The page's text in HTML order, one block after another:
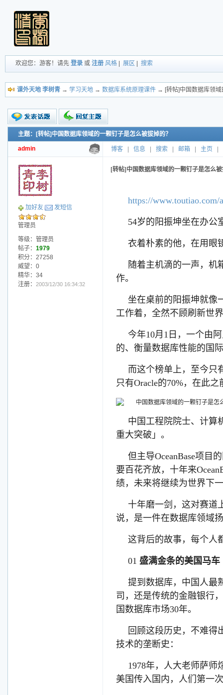
欢迎您：游客！请先 登录 或 注册 风格 展区 搜索
课外天地 李树青 → 学习天地 → 数据库系统原理课件 → [转帖]中国数据库领
新的主题
投票帖
交易帖
小字报
主题：[转帖]中国数据库领域的一颗钉子是怎么被拔掉的？
admin 博客 信息 搜索 邮箱 主页
加好友 发短信
管理员
等级：管理员
帖子： 1979
积分：27258
威望：0
精华：34
注册： 2003/12/30 16:34:32
[转帖]中国数据库领域的一颗钉子是怎么
https://www.toutiao.com/
54岁的阳振坤坐在办公
衣着朴素的他，在用眼
随着主机滴的一声，机
作。
坐在桌前的阳振坤就像
工作着，全然不顾刷新世
今年10月1日，一个由
的、衡量数据库性能的国
而这个榜单上，至今只
只有Oracle的70%，在此
中国工程院院士、计算
重大突破」。
但主导OceanBase项目
要百花齐放，十年来
绩，未来将继续为世界下
十年磨一剑，这对赛道
说，是一件在数据库领域
这背后的故事，每个人
01 盛满金条的美国马车
提到数据库，中国人最
司，还是传统的金融银行
国数据库市场30年。
回顾这段历史，不难
技术的垄断史：
1978年，人大老师萨
美国传入国内，人们第一